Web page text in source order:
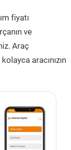
fiyatı
ve
Araç
aracınızın